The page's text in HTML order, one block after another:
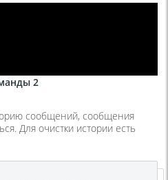
2
сообщений, сообщения
Для очистки истории есть